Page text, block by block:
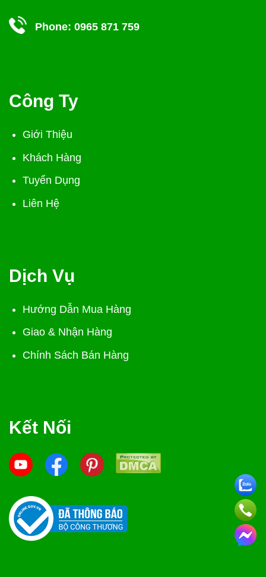
Phone: 0965 871 759
Công Ty
Giới Thiệu
Khách Hàng
Tuyển Dụng
Liên Hệ
Dịch Vụ
Hướng Dẫn Mua Hàng
Giao & Nhận Hàng
Chính Sách Bán Hàng
Kết Nối